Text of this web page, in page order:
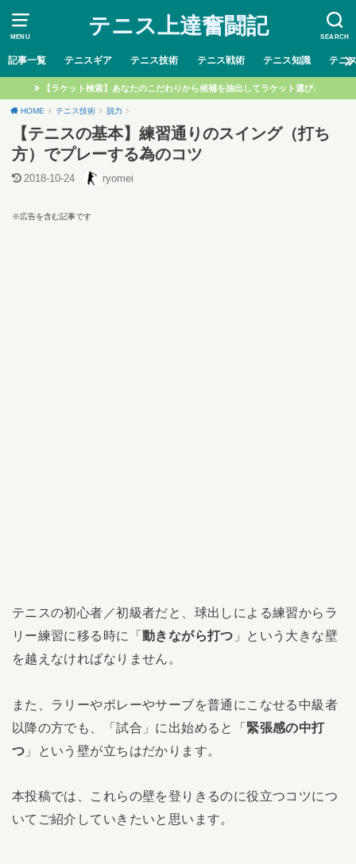
MENU SEARCH
テニス上達奮闘記
記事一覧 テニスギア テニス技術 テニス戦術 テニス知識 テニ
【ラケット検索】あなたのこだわりから候補を抽出してラケット選び♩
HOME テニス技術 脱力
【テニスの基本】練習通りのスイング（打ち
方）でプレーする為のコツ
2018-10-24 ryomei
※広告を含む記事です
テニスの初心者／初級者だと、球出しによる練習からラ
リー練習に移る時に「動きながら打つ 」という大きな壁
を越えなければなりません。
また、ラリーやボレーやサーブを普通にこなせる中級者
以降の方でも、「試合」に出始めると「緊張感の中打
つ 」という壁が立ちはだかります。
本投稿では、これらの壁を登りきるのに役立つコツにつ
いてご紹介していきたいと思います。